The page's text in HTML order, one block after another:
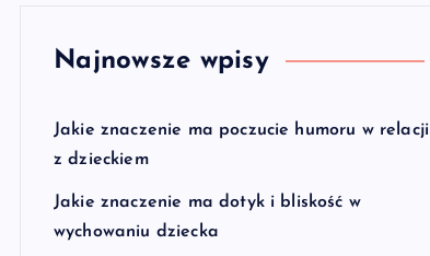
Najnowsze wpisy
Jakie znaczenie ma poczucie humoru w relacji
z dzieckiem
Jakie znaczenie ma dotyk i bliskość w
wychowaniu dziecka